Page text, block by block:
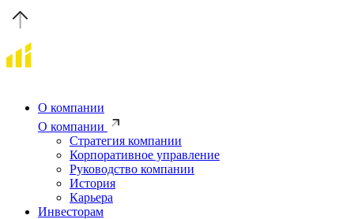
О компании
О компании
Стратегия компании
Корпоративное управление
Руководство компании
История
Карьера
Инвесторам